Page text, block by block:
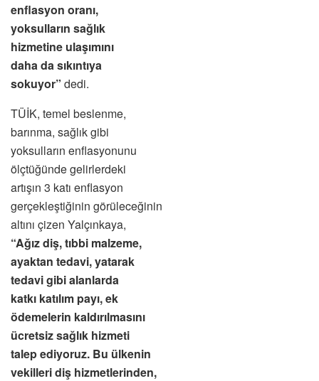
enflasyon oranı,
yoksulların sağlık
hizmetine ulaşımını
daha da sıkıntıya
sokuyor” dedi.
TÜİK, temel beslenme,
barınma, sağlık gibi
yoksulların enflasyonunu
ölçtüğünde gelirlerdeki
artışın 3 katı enflasyon
gerçekleştiğinin görüleceğinin
altını çizen Yalçınkaya,
“Ağız diş, tıbbi malzeme,
ayaktan tedavi, yatarak
tedavi gibi alanlarda
katkı katılım payı, ek
ödemelerin kaldırılmasını
ücretsiz sağlık hizmeti
talep ediyoruz. Bu ülkenin
vekilleri diş hizmetlerinden,